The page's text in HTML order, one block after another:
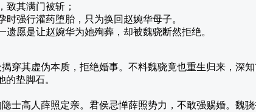
致其满门被斩；
强行灌药堕胎，只为换回赵婉华母子。
愿是让赵婉华为她殉葬，却被魏骁断然拒绝。
穿其虚伪本质，拒绝婚事。不料魏骁竟也重生归来，深
垫脚石。
士高人薛照定亲。君侯忌惮薛照势力，不敢强赐婚。